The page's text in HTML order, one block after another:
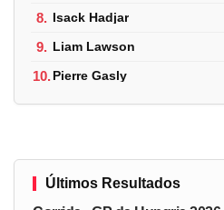
8. Isack Hadjar
9. Liam Lawson
10.Pierre Gasly
Últimos Resultados